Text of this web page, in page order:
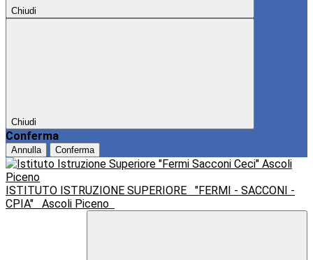
Chiudi
Chiudi
Conferma
Annulla Conferma
ISTITUTO ISTRUZIONE SUPERIORE
"FERMI - SACCONI -
CPIA"
Ascoli Piceno